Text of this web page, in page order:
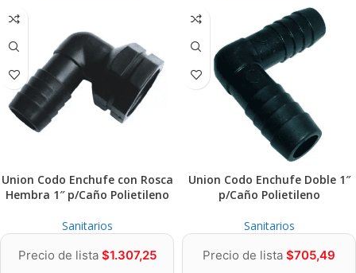
Union Codo Enchufe con Rosca
Hembra 1″ p/Caño Polietileno
Sanitarios
Precio de lista $1.307,25
Union Codo Enchufe Doble 1″
p/Caño Polietileno
Sanitarios
Precio de lista $705,49